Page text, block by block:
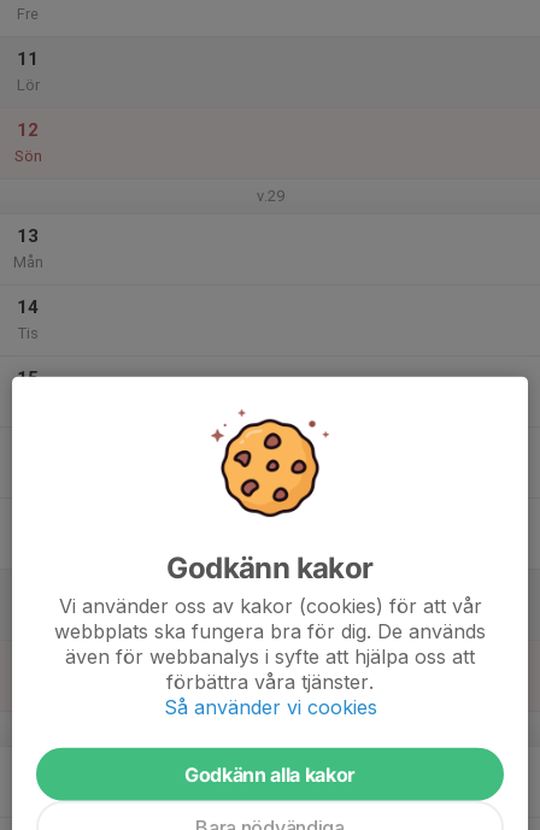
Fre
11
Lör
12
Sön
v.29
13
Mån
14
Tis
15
20
Mån
Godkänn kakor
Vi använder oss av kakor (cookies) för att vår
webbplats ska fungera bra för dig. De används
även för webbanalys i syfte att hjälpa oss att
förbättra våra tjänster.
Så använder vi cookies
Godkänn alla kakor